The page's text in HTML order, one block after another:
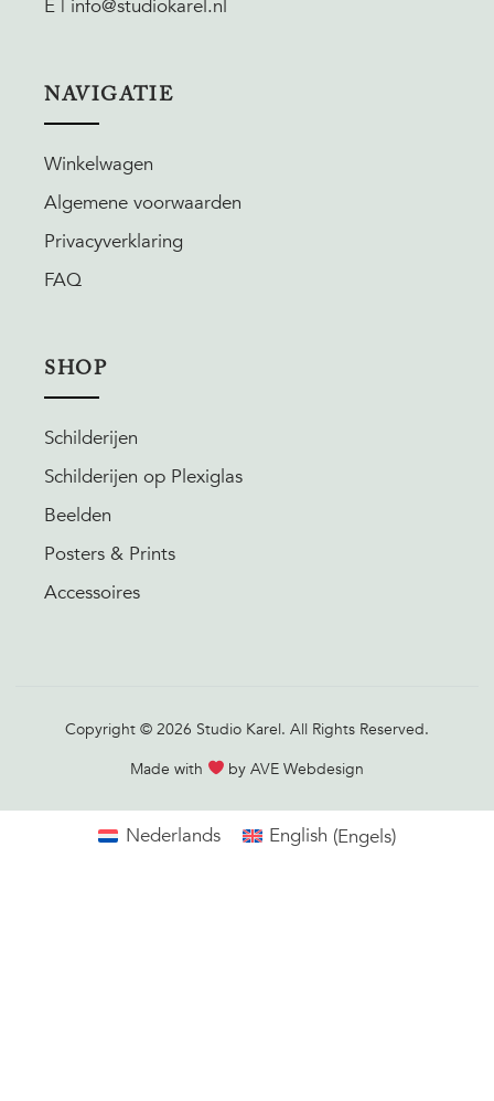
E | info@studiokarel.nl
NAVIGATIE
Winkelwagen
Algemene voorwaarden
Privacyverklaring
FAQ
SHOP
Schilderijen
Schilderijen op Plexiglas
Beelden
Posters & Prints
Accessoires
Copyright © 2026 Studio Karel. All Rights Reserved.
Made with
by AVE Webdesign
Nederlands English (Engels)